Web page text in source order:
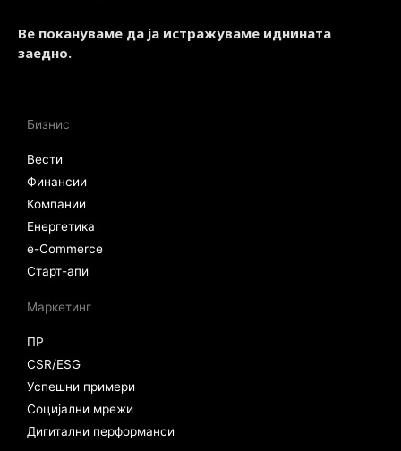
Ве покануваме да ја истражуваме иднината
заедно.
Бизнис
Вести
Финансии
Компании
Енергетика
e-Commerce
Старт-апи
Маркетинг
ПР
CSR/ESG
Успешни примери
Социјални мрежи
Дигитални перформанси